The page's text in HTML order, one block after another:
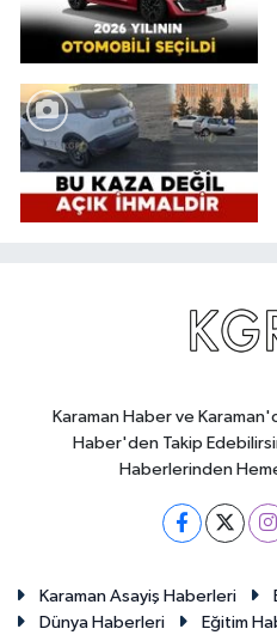
Karaman Haber ve
Haber'den Takip
Haberlerinden
Karaman Asayiş Haberleri
Dünya Haberleri
Eğitim